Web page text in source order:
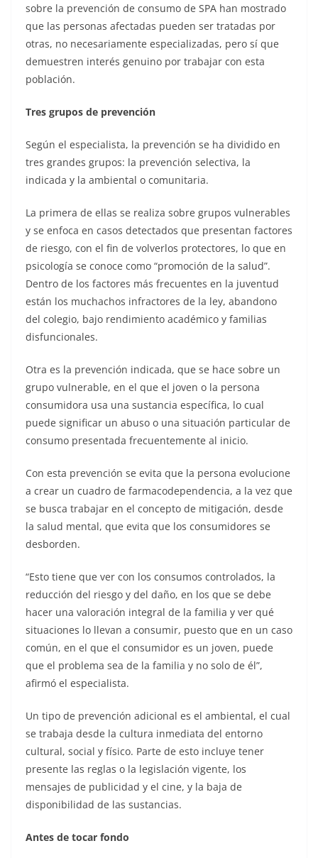
sobre la prevención de consumo de SPA han mostrado
que las personas afectadas pueden ser tratadas por
otras, no necesariamente especializadas, pero sí que
demuestren interés genuino por trabajar con esta
población.
Tres grupos de prevención
Según el especialista, la prevención se ha dividido en
tres grandes grupos: la prevención selectiva, la
indicada y la ambiental o comunitaria.
La primera de ellas se realiza sobre grupos vulnerables
y se enfoca en casos detectados que presentan factores
de riesgo, con el fin de volverlos protectores, lo que en
psicología se conoce como “promoción de la salud”.
Dentro de los factores más frecuentes en la juventud
están los muchachos infractores de la ley, abandono
del colegio, bajo rendimiento académico y familias
disfuncionales.
Otra es la prevención indicada, que se hace sobre un
grupo vulnerable, en el que el joven o la persona
consumidora usa una sustancia específica, lo cual
puede significar un abuso o una situación particular de
consumo presentada frecuentemente al inicio.
Con esta prevención se evita que la persona evolucione
a crear un cuadro de farmacodependencia, a la vez que
se busca trabajar en el concepto de mitigación, desde
la salud mental, que evita que los consumidores se
desborden.
“Esto tiene que ver con los consumos controlados, la
reducción del riesgo y del daño, en los que se debe
hacer una valoración integral de la familia y ver qué
situaciones lo llevan a consumir, puesto que en un caso
común, en el que el consumidor es un joven, puede
que el problema sea de la familia y no solo de él”,
afirmó el especialista.
Un tipo de prevención adicional es el ambiental, el cual
se trabaja desde la cultura inmediata del entorno
cultural, social y físico. Parte de esto incluye tener
presente las reglas o la legislación vigente, los
mensajes de publicidad y el cine, y la baja de
disponibilidad de las sustancias.
Antes de tocar fondo